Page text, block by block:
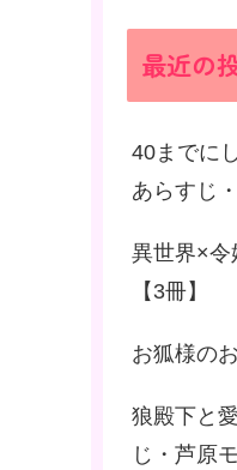
最近の
40までに
あらすじ
異世界×令
【3冊】
お狐様の
狼殿下と
じ・芦原